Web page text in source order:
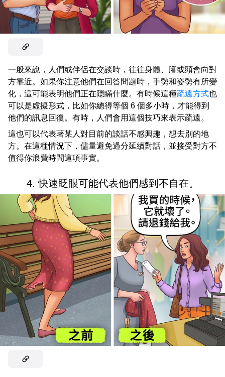
一般來說，人們或伴侶在交談時，往往身體、腳或頭會向對
方靠近。如果你注意他們在回答問題時，手勢和姿勢有所變
化，這可能表明他們正在隱瞞什麼。有時候這種疏遠方式也
可以是虛擬形式，比如你總得等個 6 個多小時，才能得到
他們的訊息回復。有時，人們會用這個技巧來表示疏遠。
這也可以代表著某人對目前的談話不感興趣，想去別的地
方。在這種情況下，儘量避免過分延續對話，並接受對方不
值得你浪費時間這項事實。
4. 快速眨眼可能代表他們感到不自在。